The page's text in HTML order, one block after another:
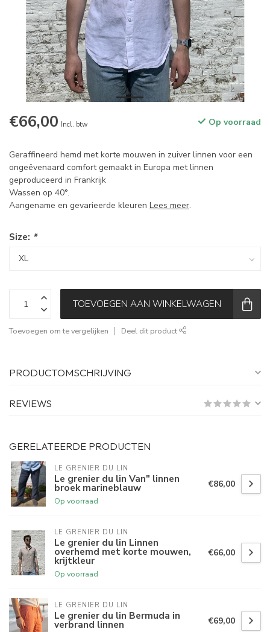
€66,00 Incl. btw Op voorraad
Geraffineerd hemd met korte mouwen in zuiver linnen voor een
ongeëvenaard comfort gemaakt in Europa met linnen
geproduceerd in Frankrijk
Wassen op 40°.
Aangename en gevarieerde kleuren Lees meer.
Size: *
TOEVOEGEN AAN WINKELWAGEN
Toevoegen om te vergelijken Deel dit product
PRODUCTOMSCHRIJVING
REVIEWS
GERELATEERDE PRODUCTEN
LE GRENIER DU LIN
Le grenier du lin Van" linnen
broek marineblauw
Op voorraad
€86,00
LE GRENIER DU LIN
Le grenier du lin Linnen
overhemd met korte mouwen,
krijtkleur
Op voorraad
€66,00
LE GRENIER DU LIN
Le grenier du lin Bermuda in
verbrand linnen €69,00